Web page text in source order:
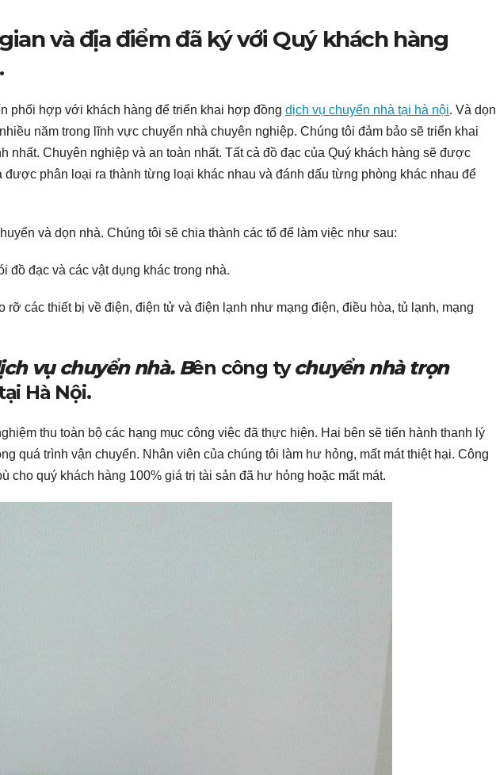
và địa điểm đã ký với Quý khách hàng
phối hợp với khách hàng để triển khai hợp đồng dịch vụ chuyển nhà tại hà nội. Và dọn
năm trong lĩnh vực chuyển nhà chuyên nghiệp. Chúng tôi đảm bảo sẽ triển khai
nhất. Chuyên nghiệp và an toàn nhất. Tất cả đồ đạc của Quý khách hàng sẽ được
được phân loại ra thành từng loại khác nhau và đánh dấu từng phòng khác nhau để
và dọn nhà. Chúng tôi sẽ chia thành các tổ để làm việc như sau:
đồ đạc và các vật dụng khác trong nhà.
rỡ các thiết bị về điện, điện tử và điện lạnh như mạng điện, điều hòa, tủ lạnh, mạng
vụ chuyểnnhà. Bên công tychuyển nhà trọn
Hà Nội.
thu toàn bộ các hạng mục công việc đã thực hiện. Hai bên sẽ tiến hành thanh lý
quá trình vận chuyển. Nhân viên của chúng tôi làm hư hỏng, mất mát thiệt hại. Công
cho quý khách hàng 100% giá trị tài sản đã hư hỏng hoặc mất mát.